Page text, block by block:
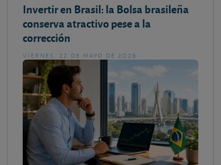
Invertir en Brasil: la Bolsa brasileña
conserva atractivo pese a la
corrección
viernes, 22 de mayo de 2026